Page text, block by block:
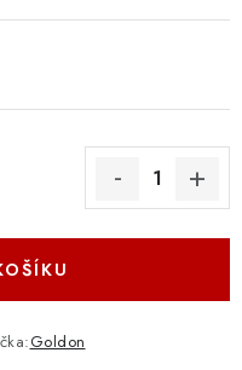
ÚDAJŮ
OD SMLOUVY
Goldon